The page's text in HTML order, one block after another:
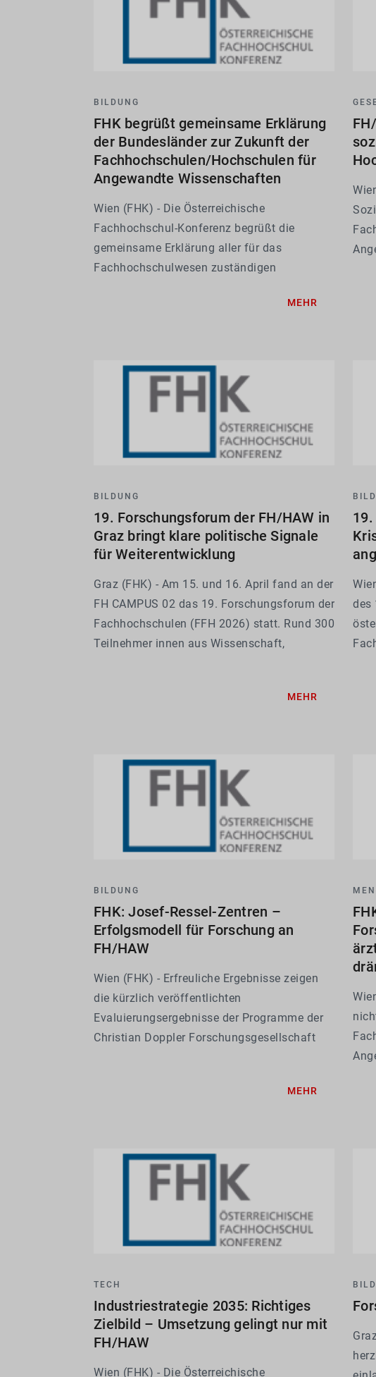
BILDUNG
FHK begrüßt gemeinsame Erklärung
der Bundesländer zur Zukunft der
Fachhochschulen/Hochschulen für
Angewandte Wissenschaften
Wien (FHK) - Die Österreichische
Fachhochschul-Konferenz begrüßt die
gemeinsame Erklärung aller für das
Fachhochschulwesen zuständigen
MEHR
BILDUNG
19. Forschungsforum der FH/HAW in
Graz bringt klare politische Signale
für Weiterentwicklung
Graz (FHK) - Am 15. und 16. April fand an der
FH CAMPUS 02 das 19. Forschungsforum der
Fachhochschulen (FFH 2026) statt. Rund 300
Teilnehmer innen aus Wissenschaft,
für Angewandte Wissenschaften ( FH/HAW)
MEHR
des
BILDUNG
FHK: Josef-Ressel-Zentren –
Erfolgsmodell für Forschung an
FH/HAW
Wien (FHK) - Erfreuliche Ergebnisse zeigen
die kürzlich veröffentlichten
Evaluierungsergebnisse der Programme der
Christian Doppler Forschungsgesellschaft
MEHR
TECH
Industriestrategie 2035: Richtiges
Zielbild – Umsetzung gelingt nur mit
FH/HAW
Wien (FHK) - Die Österreichische